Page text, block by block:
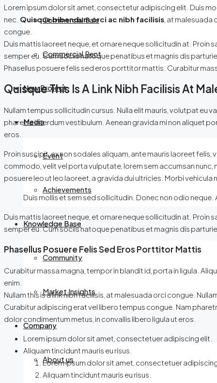
Commercial Sale
Commercial Rent
New Project
Media
Event
Achievements
Knowledge Base
Community
Market Insights
Company
About us
Lorem ipsum dolor sit amet, consectetur adipiscing elit. Duis
nec. Quisque bibendum orci ac nibh facilisis , at
congue.
Duis mattis laoreet neque, et ornare neque sollicitudin at.
semper eu. Cum sociis natoque penatibus et magnis dis
Phasellus posuere felis sed eros porttitor mattis. Curabitur
Quisque This Is A Link Nibh Facilisis At
Nullam tempus sollicitudin cursus. Nulla elit mauris, volutpat eu
pharetra interdum vestibulum. Aenean gravida mi non aliquet
eros.
Proin suscipit, ex non sodales aliquam, ante mauris laoreet
commodo, velit vel porta vulputate, lorem sem accumsan
posuere leo ut leo laoreet, a gravida dui ultricies. Morbi
Duis mollis et sem sed sollicitudin. Donec non odio
Duis mattis laoreet neque, et ornare neque sollicitudin at.
semper eu. Cum sociis natoque penatibus et magnis dis
Phasellus Posuere Felis Sed Eros Porttitor Mattis
Curabitur massa magna, tempor in blandit id, porta in ligula.
enim.
Nullam this is a link nibh facilisis, at malesuada orci congue.
Curabitur adipiscing erat vel libero tempus congue. Nam
dolor condimentum metus, in convallis libero ligula ut eros.
Lorem ipsum dolor sit amet, consectetuer adipiscing elit.
Aliquam tincidunt mauris eu risus.
Lorem ipsum dolor sit amet, consectetuer
Aliquam tincidunt mauris eu risus.